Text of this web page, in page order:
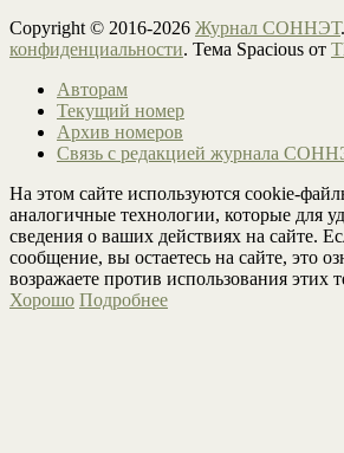
Copyright © 2016-2026 Журнал СОННЭТ.
конфиденциальности. Тема Spacious от
Авторам
Текущий номер
Архив номеров
Связь с редакцией журнала
На этом сайте используются cookie-
аналогичные технологии, которые для
сведения о ваших действиях на сайте.
сообщение, вы остаетесь на сайте, это
возражаете против использования этих
Хорошо Подробнее